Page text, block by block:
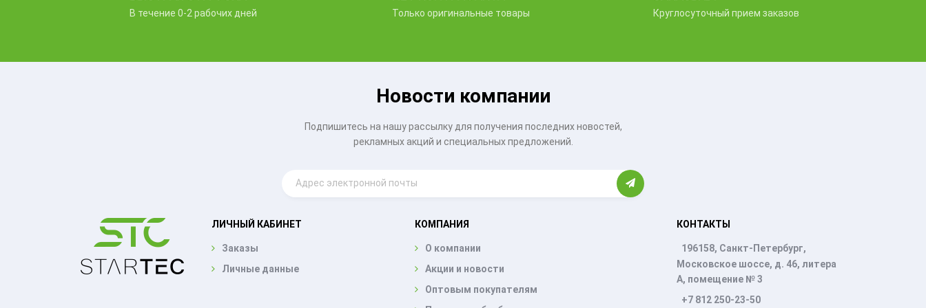
В течение 0-2 рабочих дней Только оригинальные товары Круглосуточный прием заказов
Новости компании
Подпишитесь на нашу рассылку для получения последних новостей,
рекламных акций и специальных предложений.
ЛИЧНЫЙ КАБИНЕТ
Заказы
Личные данные
КОМПАНИЯ
О компании
Акции и новости
Оптовым покупателям
КОНТАКТЫ
196158, Санкт-Петербург,
Московское шоссе, д. 46, литера
А, помещение № 3
+7 812 250-23-50